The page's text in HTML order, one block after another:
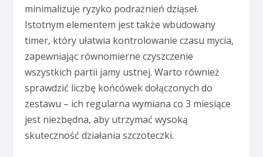
minimalizuje ryzyko podrażnień dziąseł.
Istotnym elementem jest także wbudowany
timer, który ułatwia kontrolowanie czasu mycia,
zapewniając równomierne czyszczenie
wszystkich partii jamy ustnej. Warto również
sprawdzić liczbę końcówek dołączonych do
zestawu – ich regularna wymiana co 3 miesiące
jest niezbędna, aby utrzymać wysoką
skuteczność działania szczoteczki.